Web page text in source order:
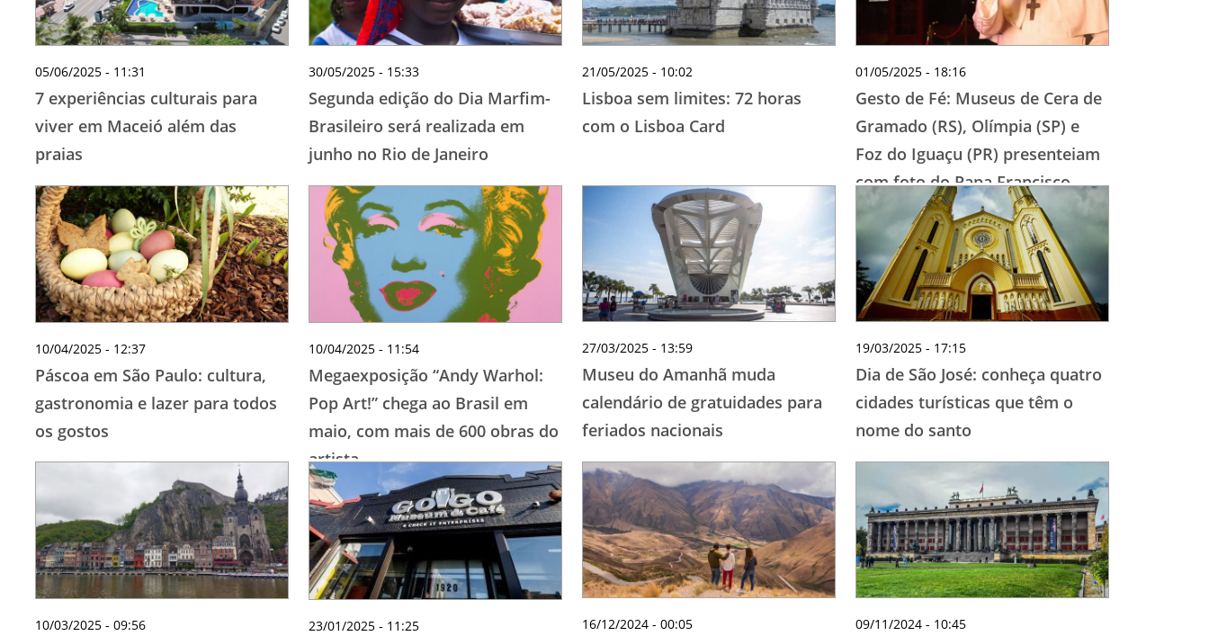
05/06/2025 - 11:31
7 experiências culturais para
viver em Maceió além das
praias
30/05/2025 - 15:33
Segunda edição do Dia Marfim-
Brasileiro será realizada em
junho no Rio de Janeiro
21/05/2025 - 10:02
Lisboa sem limites: 72 horas
com o Lisboa Card
01/05/2025 - 18:16
Gesto de Fé: Museus de Cera de
Gramado (RS), Olímpia (SP) e
Foz do Iguaçu (PR) presenteiam
com foto do Papa Francisco
10/04/2025 - 12:37
Páscoa em São Paulo: cultura,
gastronomia e lazer para todos
os gostos
10/04/2025 - 11:54
Megaexposição “Andy Warhol:
Pop Art!” chega ao Brasil em
maio, com mais de 600 obras do
artista
27/03/2025 - 13:59
Museu do Amanhã muda
calendário de gratuidades para
feriados nacionais
19/03/2025 - 17:15
Dia de São José: conheça quatro
cidades turísticas que têm o
nome do santo
10/03/2025 - 09:56 23/01/2025 - 11:25 16/12/2024 - 00:05 09/11/2024 - 10:45